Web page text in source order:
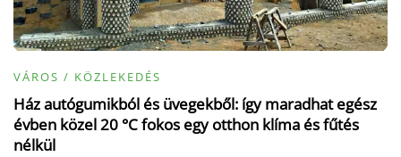
VÁROS / KÖZLEKEDÉS
Ház autógumikból és üvegekből: így maradhat egész
évben közel 20 °C fokos egy otthon klíma és fűtés
nélkül